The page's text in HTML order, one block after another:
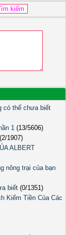
có thể chưa biết
1 (13/5606)
(2/1907)
ALBERT
nông trại của bạn
biết (0/1351)
Kiếm Tiền Của Các